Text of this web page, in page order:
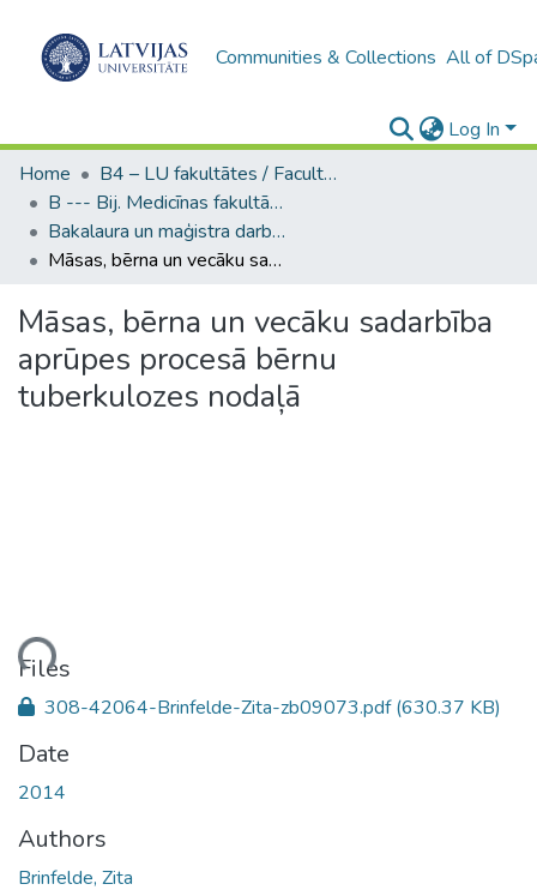
Communities & Collections All of
Log In
Home
B4 – LU fakultātes / Faculties of the UL
B --- Bij. Medicīnas fakultātes studentu noslēguma darbi / Faculty of Medicine - Graduate works
Bakalaura un maģistra darbi (MF) / Bachelor's and Master's theses
Māsas, bērna un vecāku sadarbība aprūpes procesā bērnu tuberkulozes nodaļā
Māsas, bērna un vecāku sadarbība
aprūpes procesā bērnu
tuberkulozes nodaļā
Files
308-42064-Brinfelde-Zita-zb09073.pdf(630.37 KB)
Date
2014
Authors
Brinfelde, Zita